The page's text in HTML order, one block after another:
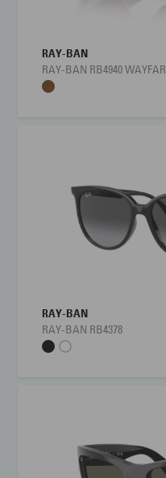
RAY-BAN
RAY-BAN RB4940
RAY-BAN
RAY-BAN RB4378